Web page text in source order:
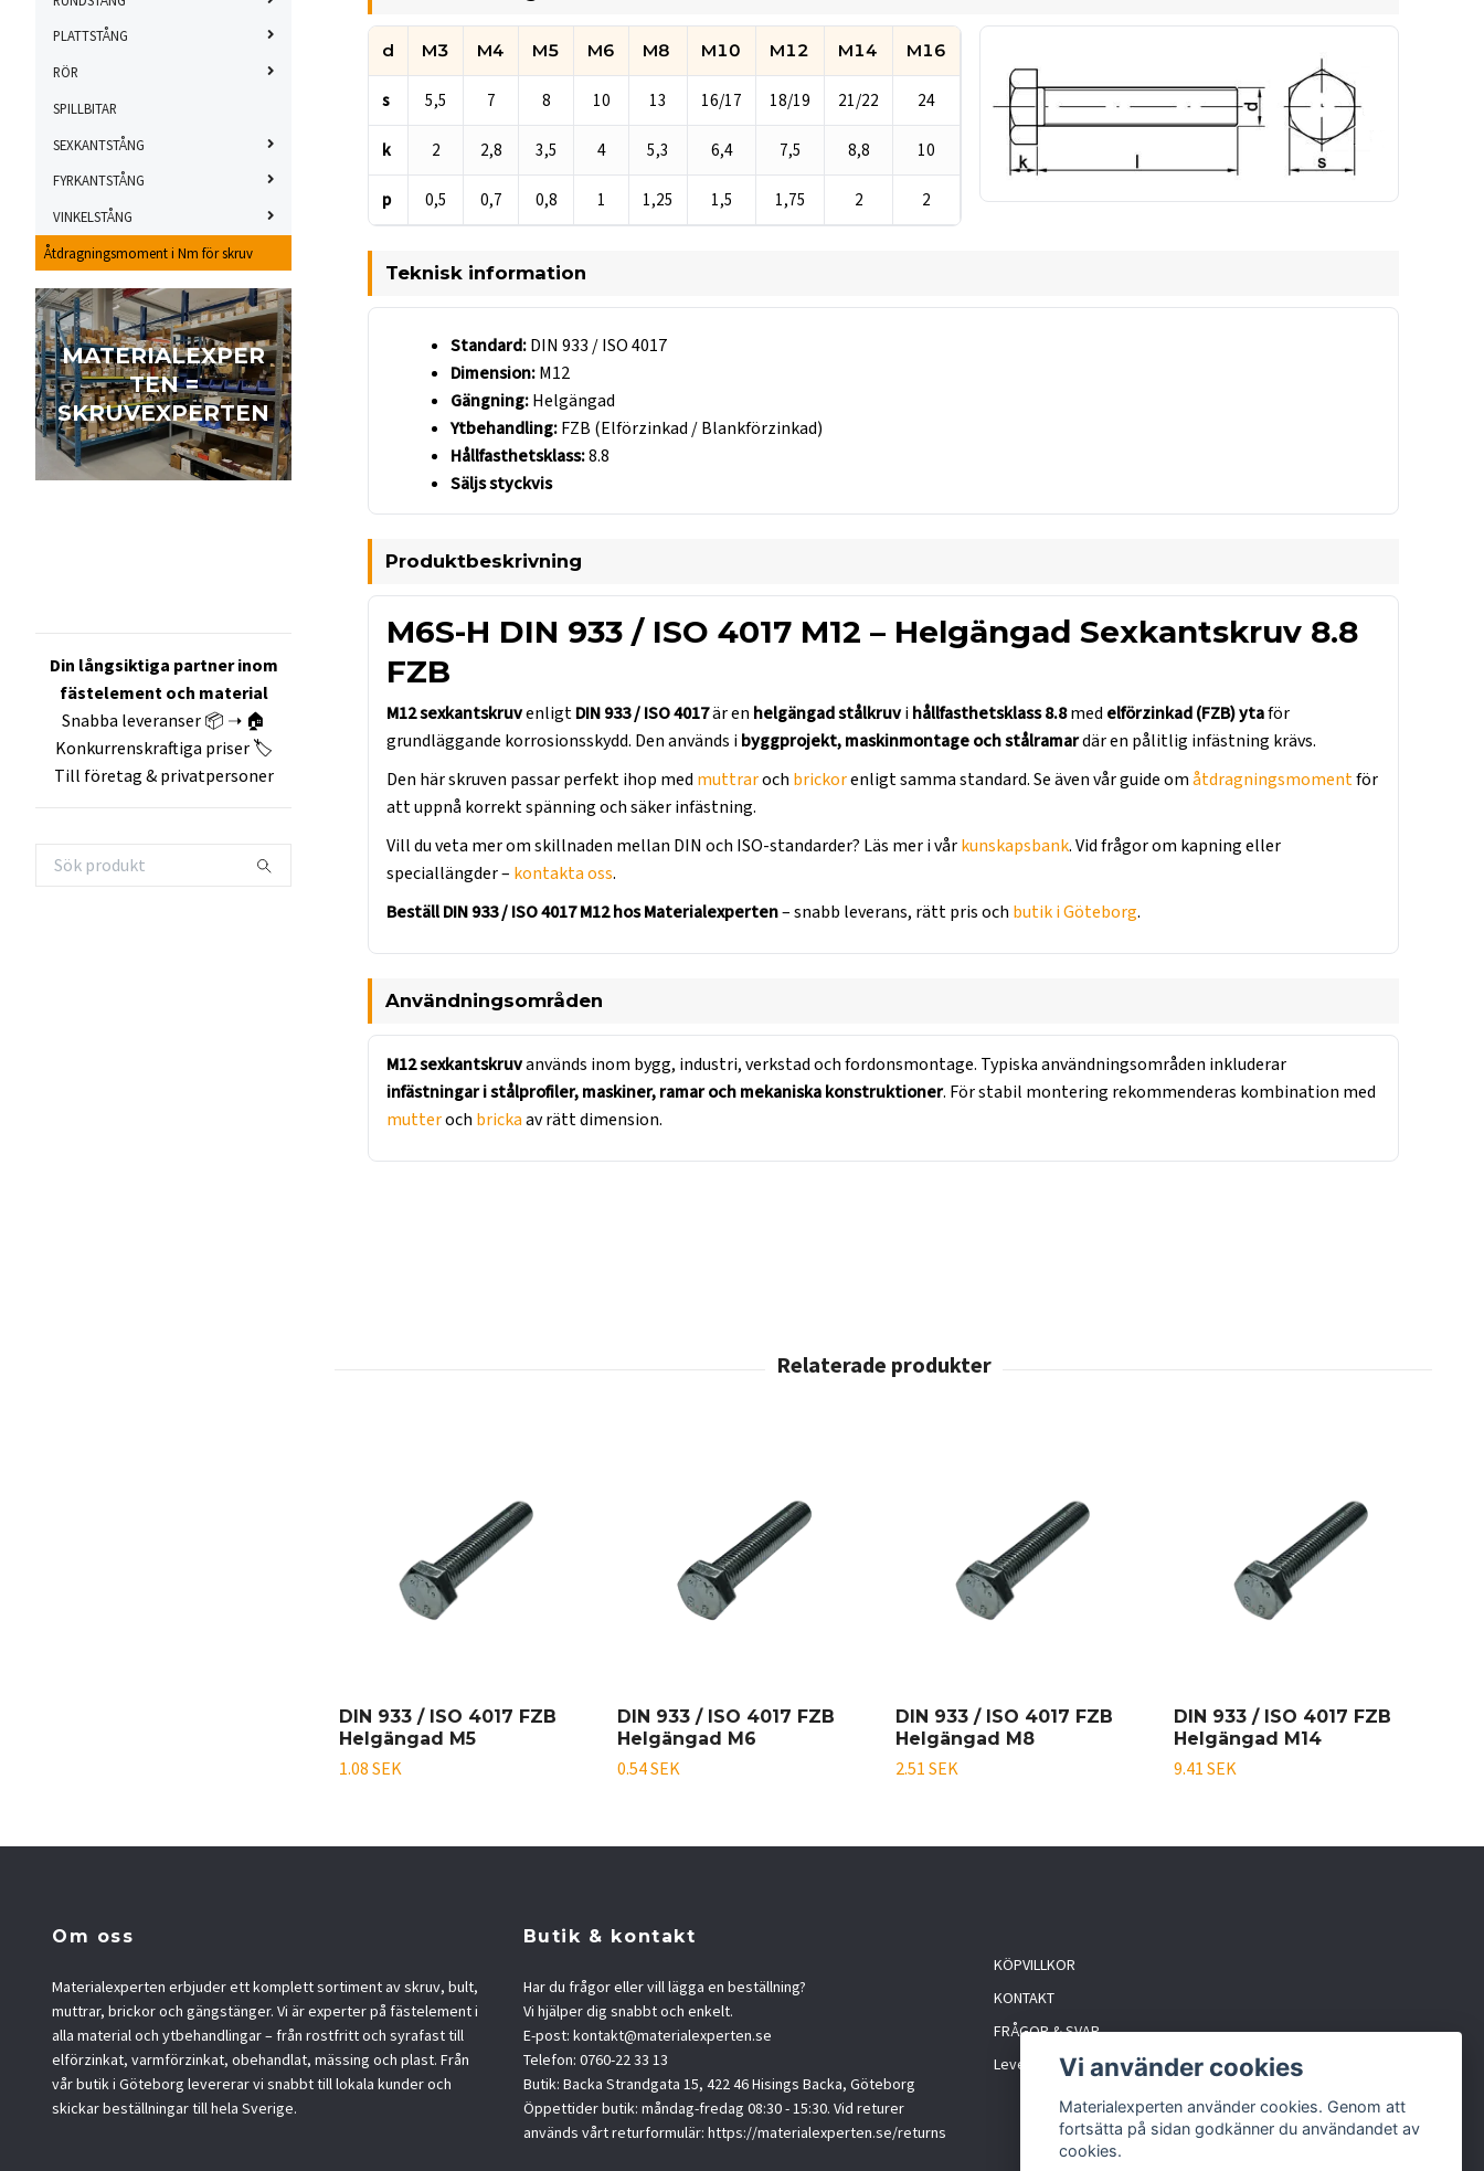
PLATTSTÅNG
RÖR
SPILLBITAR
SEXKANTSTÅNG
FYRKANTSTÅNG
VINKELSTÅNG
Åtdragningsmoment i Nm för skruv
MATERIALEXPER
TEN =
SKRUVEXPERTEN
Din långsiktiga partner inom
fästelement och material
Snabba leveranser 📦 ➝ 🏠
Konkurrenskraftiga priser 🏷️
Till företag & privatpersoner
Måttabell för DIN 933 / ISO 4017 sexkantskruv
d M3 M4 M5 M6 M8 M10 M12 M14 M16
s 5,5 7 8 10 13 16/17 18/19 21/22 24 27 30 32/34 36 41 46
k 2 2,8 3,5 4 5,3 6,4 7,5 8,8 10 14 19
p 0,5 0,7 0,8 1 1,25 1,5 1,75 2 2 2,5 2,5 2,5 3 3 3,5
Teknisk information
Standard:DIN 933 / ISO 4017
Dimension:M12
Gängning:Helgängad
Ytbehandling:FZB (Elförzinkad / Blankförzinkad)
Hållfasthetsklass:8.8
Säljs styckvis
Produktbeskrivning
M6S-H DIN 933 / ISO 4017 M12 – Helgängad Sexkantskruv 8.8
FZB
M12 sexkantskruvenligtDIN 933 / ISO 4017är en helgängad stålkruvihållfasthetsklass 8.8med elförzinkad (FZB) ytaför
grundläggande korrosionsskydd. Den används ibyggprojekt, maskinmontage och stålramardär en pålitlig infästning krävs.
Den här skruven passar perfekt ihop med muttraroch brickorenligt samma standard. Se även vår guide omåtdragningsmomentför
att uppnå korrekt spänning och säker infästning.
Vill du veta mer om skillnaden mellan DIN och ISO-standarder? Läs mer i vårkunskapsbank. Vid frågor om kapning eller
speciallängder – kontakta oss.
Beställ DIN 933 / ISO 4017 M12 hos Materialexperten– snabb leverans, rätt pris och butik i Göteborg.
Användningsområden
M12 sexkantskruvanvänds inom bygg, industri, verkstad och fordonsmontage. Typiska användningsområden inkluderar
infästningar i stålprofiler, maskiner, ramar och mekaniska konstruktioner. För stabil montering rekommenderas kombination med
mutteroch brickaav rätt dimension.
DIN 933 / ISO 4017 FZB
Helgängad M5
1.08 SEK
DIN 933 / ISO 4017 FZB
Helgängad M6
0.54 SEK
DIN 933 / ISO 4017 FZB
Helgängad M8
2.51 SEK
DIN 933 / ISO 4017 FZB
Helgängad M14
9.41 SEK
Om oss
Materialexperten erbjuder ett komplett sortiment av skruv, bult,
muttrar, brickor och gängstänger. Vi är experter på fästelement i
alla material och ytbehandlingar – från rostfritt och syrafast till
elförzinkat, varmförzinkat, obehandlat, mässing och plast. Från
vår butik i Göteborg levererar vi snabbt till lokala kunder och
skickar beställningar till hela Sverige.
Butik & kontakt
Har du frågor eller vill lägga en beställning?
Vi hjälper dig snabbt och enkelt.
E-post: kontakt@materialexperten.se
Telefon: 0760-22 33 13
Butik: Backa Strandgata 15, 422 46 Hisings Backa, Göteborg
Öppettider butik: måndag-fredag 08:30 - 15:30. Vid returer
används vårt returformulär: https://materialexperten.se/returns
KÖPVILLKOR
KONTAKT
FRÅGOR & SVAR
Leveranstider & frakt
Vi använder cookies
Materialexperten använder cookies. Genom att
fortsätta på sidan godkänner du användandet av
cookies.